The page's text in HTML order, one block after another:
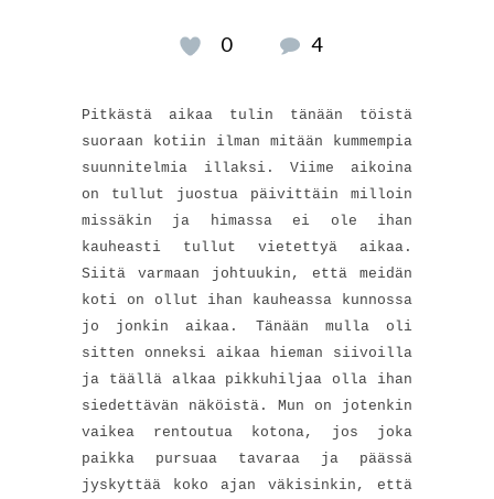
0 4
Pitkästä aikaa tulin tänään töistä
suoraan kotiin ilman mitään kummempia
suunnitelmia illaksi. Viime aikoina
on tullut juostua päivittäin milloin
missäkin ja himassa ei ole ihan
kauheasti tullut vietettyä aikaa.
Siitä varmaan johtuukin, että meidän
koti on ollut ihan kauheassa kunnossa
jo jonkin aikaa. Tänään mulla oli
sitten onneksi aikaa hieman siivoilla
ja täällä alkaa pikkuhiljaa olla ihan
siedettävän näköistä. Mun on jotenkin
vaikea rentoutua kotona, jos joka
paikka pursuaa tavaraa ja päässä
jyskyttää koko ajan väkisinkin, että